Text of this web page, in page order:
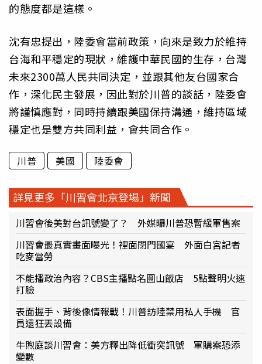
的態度都是這樣。
沈有忠提出，陸委會當前政策，向來是致力於維持
台海和平穩定的現狀，維護中華民國的生存，台灣
未來2300萬人民共同決定，並跟其他友台國家合
作，深化民主發展，因此對於川普的談話，陸委會
將謹慎應對，同時持續跟美國保持溝通，維持區域
穩定也是雙方共同利益，會共同合作。
川普 美國 陸委會
詳見更多「川習會北京登場」新聞
川習會後美對台訊號變了？ 外媒曝川普恐暫緩軍售案
川習會最真實畫面曝光！裡面閉門國宴 外面白宮記者
吃麥當勞
不能播政治內容？CBS主播點名圓山飯店 5點聲明火速
打臉
表面握手、背後像情報戰！川普訪陸禁用私人手機 官
員還狂丟設備
牛煦庭談川習會：美方釋出降低衝突訊號 軍購案恐添
變數